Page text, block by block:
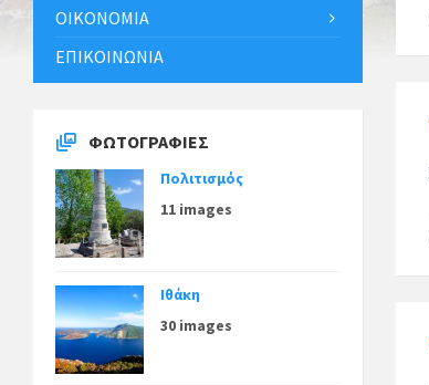
ΟΙΚΟΝΟΜΊΑ
ΕΠΙΚΟΙΝΩΝΊΑ
ΦΩΤΟΓΡΑΦΊΕΣ
Πολιτισμός
11 images
Ιθάκη
30 images